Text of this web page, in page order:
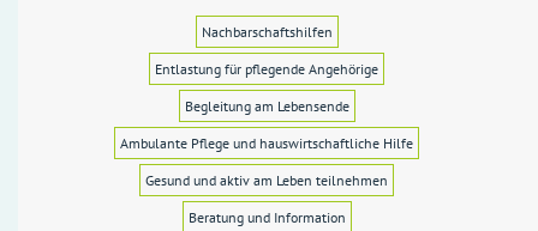
Nachbarschaftshilfen
Entlastung für pflegende Angehörige
Begleitung am Lebensende
Ambulante Pflege und hauswirtschaftliche Hilfe
Gesund und aktiv am Leben teilnehmen
Beratung und Information